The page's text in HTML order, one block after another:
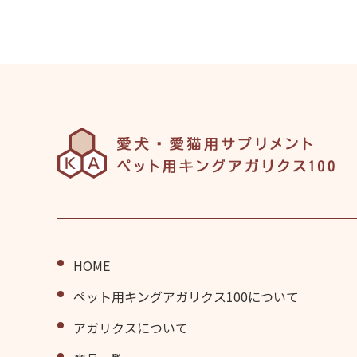
HOME
ペット⽤キングアガリクス100について
アガリクスについて